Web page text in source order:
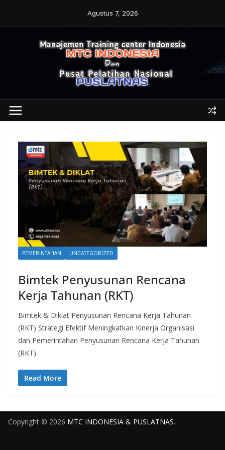
Agustus 7, 2026
PEMERINTAHAN UNCATEGORIZED
Bimtek Penyusunan Rencana
Kerja Tahunan (RKT)
Bimtek & Diklat Penyusunan Rencana Kerja Tahunan
(RKT) Strategi Efektif Meningkatkan Kinerja Organisasi
dan Pemerintahan Penyusunan Rencana Kerja Tahunan
(RKT)
Read More
Copyright © 2026 MTC INDONESIA & PUSLATNAS.